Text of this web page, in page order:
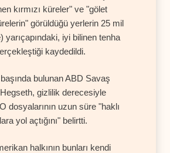
kırmızı küreler" ve "gölet
görüldüğü yerlerin 25 mil
yarıçapındaki, iyi bilinen tenha
kaydedildi.
bulunan ABD Savaş
gizlilik derecesiyle
dosyalarının uzun süre "haklı
yol açtığını" belirtti.
halkının bunları kendi